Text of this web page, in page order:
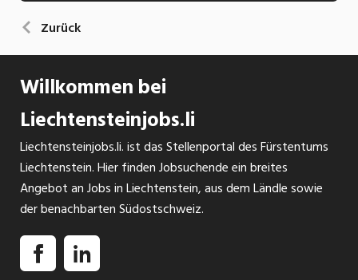
Zurück
Willkommen bei
Liechtensteinjobs.li
Liechtensteinjobs.li. ist das Stellenportal des Fürstentums
Liechtenstein. Hier finden Jobsuchende ein breites
Angebot an Jobs in Liechtenstein, aus dem Ländle sowie
der benachbarten Südostschweiz.